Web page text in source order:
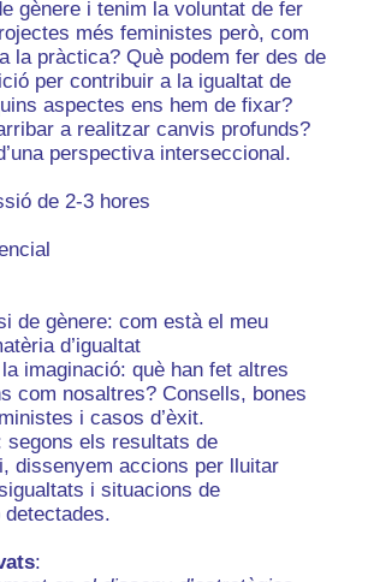
gènere i tenim la voluntat de fer
més feministes però, com
la pràctica? Què podem fer des de
per contribuir a la igualtat de
aspectes ens hem de fixar?
a realitzar canvis profunds?
perspectiva interseccional.
de 2-3 hores
de gènere: com està el meu
d’igualtat
imaginació: què han fet altres
com nosaltres? Consells, bones
i casos d’èxit.
segons els resultats de
dissenyem accions per lluitar
i situacions de
: